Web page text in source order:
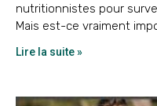
nutritionnistes pour
Mais est-ce vraiment
Lire la suite »